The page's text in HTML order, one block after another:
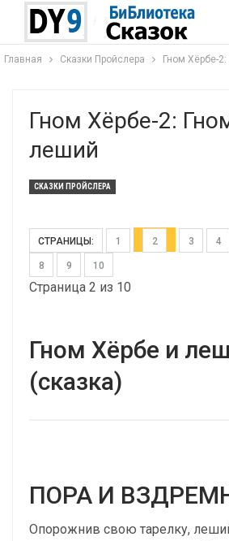
Главная Сказки Пройслера Гном Хёрбе-
Гном Хёрбе-2:
леший
СКАЗКИ ПРОЙСЛЕРА
СТРАНИЦЫ: 1 2 3 4
8 9 10
Страница 2 из 10
Гном Хёрбе и
(сказка)
ПОРА И
Опорожнив свою тарелку,